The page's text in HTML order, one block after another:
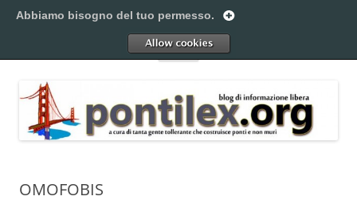
al
Pontilex
Menu
OMOFOBIS
Abbiamo bisogno del tuo permesso.